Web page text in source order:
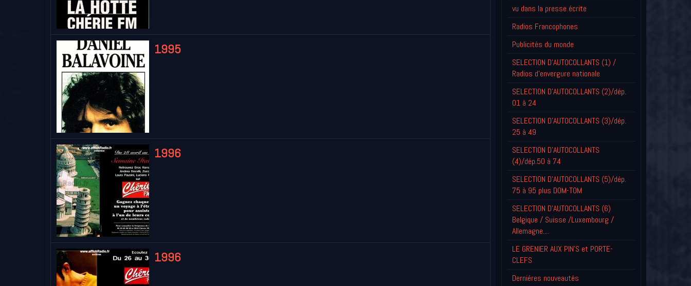
1995
1996
1996
vu dans la presse écrite
Radios Francophones
Publicités du monde
SELECTION D'AUTOCOLLANTS (1) /
Radios d'envergure nationale
SELECTION D'AUTOCOLLANTS (2)/dép.
01 à 24
SELECTION D'AUTOCOLLANTS (3)/dép.
25 à 49
SELECTION D'AUTOCOLLANTS
(4)/dép.50 à 74
SELECTION D'AUTOCOLLANTS (5)/dép.
75 à 95 plus DOM-TOM
SELECTION D'AUTOCOLLANTS (6)
Belgique / Suisse /Luxembourg /
Allemagne....
LE GRENIER AUX PIN'S et PORTE-
CLEFS
Derniéres nouveautés